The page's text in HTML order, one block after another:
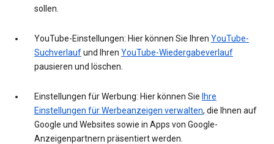
sollen.
YouTube-Einstellungen: Hier können Sie Ihren YouTube-
Suchverlaufund Ihren YouTube-Wiedergabeverlauf
pausieren und löschen.
Einstellungen für Werbung: Hier können Sie Ihre
Einstellungen für Werbeanzeigen verwalten, die Ihnen auf
Google und Websites sowie in Apps von Google-
Anzeigenpartnern präsentiert werden.